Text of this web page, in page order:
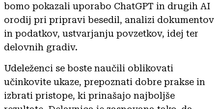
bomo pokazali uporabo ChatGPT in drugih AI
orodij pri pripravi besedil, analizi dokumentov
in podatkov, ustvarjanju povzetkov, idej ter
delovnih gradiv.
Udeleženci se boste naučili oblikovati
učinkovite ukaze, prepoznati dobre prakse in
izbrati pristope, ki prinašajo najboljše